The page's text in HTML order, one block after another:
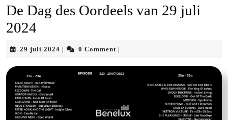
De Dag des Oordeels van 29 juli
2024
29 juli 2024 29
2024
0 Comment